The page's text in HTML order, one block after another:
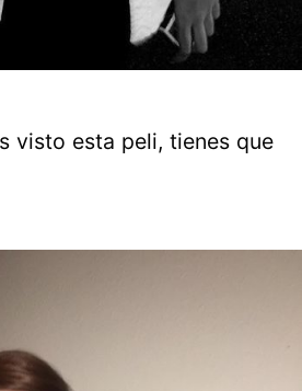
visto esta peli, tienes que